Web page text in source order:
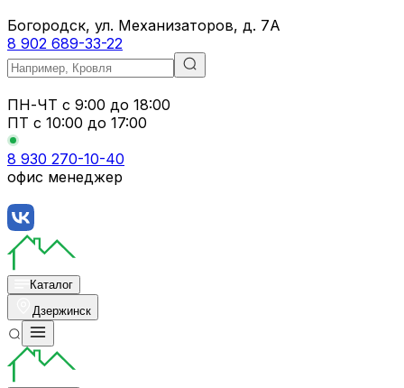
Богородск, ул. Механизаторов, д. 7А
8 902 689-33-22
ПН-ЧТ с 9:00 до 18:00
ПТ с 10:00 до 17:00
8 930 270-10-40
офис менеджер
Каталог
Дзержинск